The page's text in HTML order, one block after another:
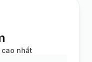
nhất